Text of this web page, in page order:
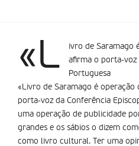
«L
ivro de Saramago
afirma o porta-voz
Portuguesa
«Livro de Saramago é operação
porta-voz da Conferência
uma operação de publicidade
grandes e os sábios o dizem
como livro cultural. Ter uma